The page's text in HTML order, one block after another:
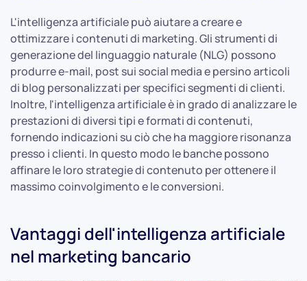
L'intelligenza artificiale può aiutare a creare e
ottimizzare i contenuti di marketing. Gli strumenti di
generazione del linguaggio naturale (NLG) possono
produrre e-mail, post sui social media e persino articoli
di blog personalizzati per specifici segmenti di clienti.
Inoltre, l'intelligenza artificiale è in grado di analizzare le
prestazioni di diversi tipi e formati di contenuti,
fornendo indicazioni su ciò che ha maggiore risonanza
presso i clienti. In questo modo le banche possono
affinare le loro strategie di contenuto per ottenere il
massimo coinvolgimento e le conversioni.
Vantaggi dell'intelligenza artificiale
nel marketing bancario